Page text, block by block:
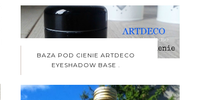
BAZA POD CIENIE ARTDECO
EYESHADOW BASE .